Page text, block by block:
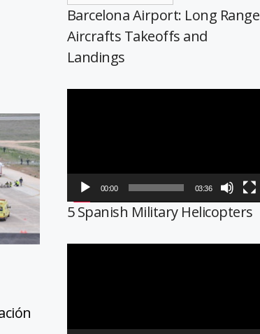
Barcelona Airport: Long Range
Aircrafts Takeoffs and
Landings
00:00 03:36
5 Spanish Military Helicopters